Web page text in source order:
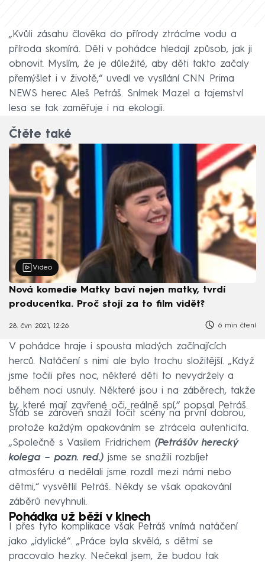
„Kvůli zásahu člověka do přírody ztrácíme vodu a
příroda skomírá. Děti v pohádce hledají způsob, jak ji
obnovit. Myslím, že je důležité, aby děti takto začaly
přemýšlet i v životě,“ uvedl ve vysílání CNN Prima
NEWS herec Aleš Petráš. Snímek Mazel a tajemství
lesa se tak zaměřuje i na ekologii.
Čtěte také
Video
Nová komedie Matky baví nejen matky, tvrdí
producentka. Proč stojí za to film vidět?
28. čvn 2021, 12:26 6 min čtení
V pohádce hraje i spousta mladých začínajících
herců. Natáčení s nimi ale bylo trochu složitější. „Když
jsme točili přes noc, některé děti to nevydržely a
během noci usnuly. Některé jsou i na záběrech, takže
ty, které mají zavřené oči, reálně spí,“ popsal Petráš.
Štáb se zároveň snažil točit scény na první dobrou,
protože každým opakováním se ztrácela autenticita.
„Společně s Vasilem Fridrichem (Petrášův herecký
kolega – pozn. red.) jsme se snažili rozbíjet
atmosféru a nedělali jsme rozdíl mezi námi nebo
dětmi,“ vysvětlil Petráš. Někdy se však opakování
záběrů nevyhnuli.
Pohádka už běží v kinech
I přes tyto komplikace však Petráš vnímá natáčení
jako „idylické“. „Práce byla skvělá, s dětmi se
pracovalo hezky. Nečekal jsem, že budou tak